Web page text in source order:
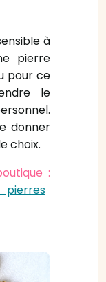
à
pierre
pour ce
le
donner
choix.
:
pierres